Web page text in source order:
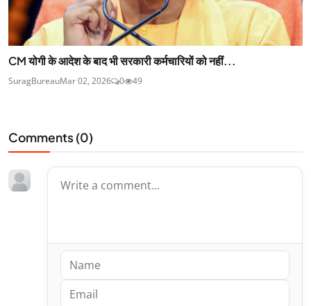
CM योगी के आदेश के बाद भी सरकारी कर्मचारियों को नहीं...
SuragBureauMar 02, 2026 0 49
Comments (0)